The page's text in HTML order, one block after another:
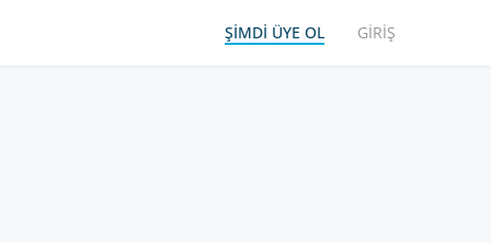
ŞIMDI ÜYE OL GIRIŞ